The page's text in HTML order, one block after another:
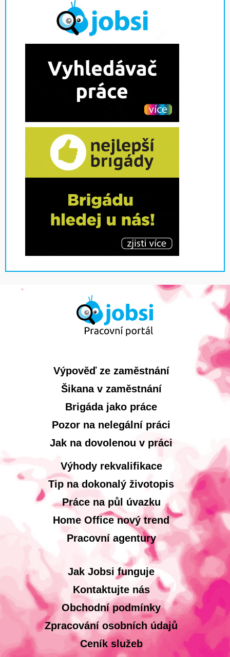
Výpověď ze zaměstnání
Šikana v zaměstnání
Brigáda jako práce
Pozor na nelegální práci
Jak na dovolenou v práci
Výhody rekvalifikace
Tip na dokonalý životopis
Práce na půl úvazku
Home Office nový trend
Pracovní agentury
Jak Jobsi funguje
Kontaktujte nás
Obchodní podmínky
Zpracování osobních údajů
Ceník služeb